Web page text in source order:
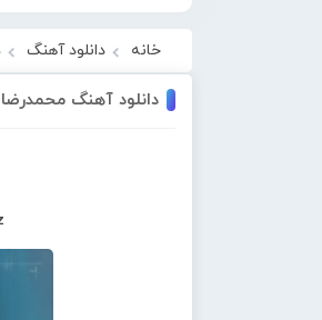
خانه دانلود آهنگ
دانلود آهنگ محمدرضا